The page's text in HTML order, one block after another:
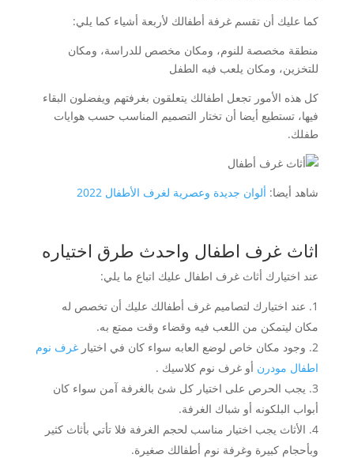
كما عليك أن تقسم غرفة أطفالك لأربعة أشياء كما يلي:
منطقة مخصصة للنوم، ومكان مخصص للدراسة، ومكان
للتخزين، ومكان يلعب فيه الطفل
كل هذه الأمور تجعل اطفالك يتعلقون بغرفتهم ويفضلون البقاء
فيها، تستطيع أيضا أن تختار التصميم المناسب حسب هوايات
طفلك.
شاهد أيضا: ألوان جديدة وعصرية لغرف الأطفال 2022
اثاث غرف اطفال واحدث طرق اختياره
عند اختيارك أثاث غرف اطفال عليك اتباع ما يلي:
عند اختيارك لتصاميم غرف أطفالك عليك أن تخصص له
مكان ليتمكن من اللعب فيه وقضاء وقت ممتع به.
وجود مكان خاص لوضع العابه سواء كان في اختيار غرف نوم
اطفال مودرن أو غرف نوم كلاسيك .
يجب الحرص على اختيار كل شئ بالغرفة آمن سواء كان
أبواب البلكونه أو شباك الغرفة.
الأثاث يجب اختيار مناسب لحجم الغرفة فلا تأتي بأثاث كثير
وبأحجام كبيرة وغرفة نوم أطفالك صغيرة.